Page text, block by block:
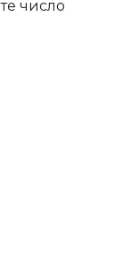
число